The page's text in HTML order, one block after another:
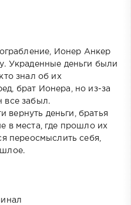
Ионер Анкер
Украденные деньги были
знал об их
брат Ионера, но из-за
все забыл.
вернуть деньги, братья
в места, где прошло их
переосмыслить себя,